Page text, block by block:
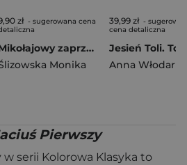
zł - sugerowana cena
Mikołajowy zaprzęg i przebranie dla osiołka
Monika
39,99 zł -
cena detaliczna
Jesień Toli.
Pierwszy
w serii Kolorowa Klasyka to